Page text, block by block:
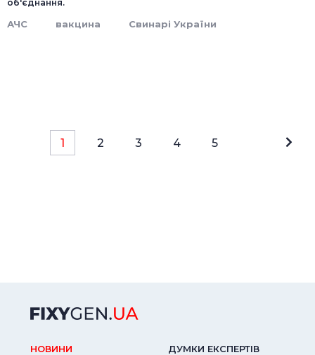
об'єднання.
АЧС вакцина Свинарі України
1 2 3 4 5
НОВИНИ ДУМКИ ЕКСПЕРТIВ